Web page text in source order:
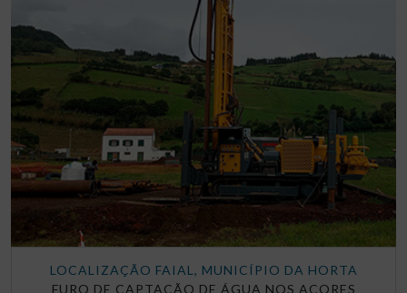
LOCALIZAÇÃO FAIAL, MUNICÍPIO DA HORTA
FURO DE CAPTAÇÃO DE ÁGUA NOS AÇORES